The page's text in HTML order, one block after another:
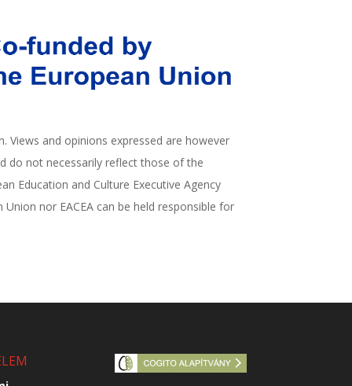
Views and opinions expressed are however
do not necessarily reflect those of the
Education and Culture Executive Agency
Union nor EACEA can be held responsible for